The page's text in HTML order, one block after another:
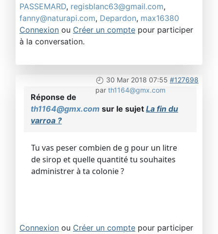
PASSEMARD, regisblanc63@gmail.com,
fanny@naturapi.com, Depardon, max16380
Connexion ou Créer un compte pour participer
à la conversation.
30 Mar 2018 07:55 #127698
par th1164@gmx.com
Réponse de
th1164@gmx.com sur le sujet La fin du
varroa ?
Tu vas peser combien de g pour un litre
de sirop et quelle quantité tu souhaites
administrer à ta colonie ?
Connexion ou Créer un compte pour participer